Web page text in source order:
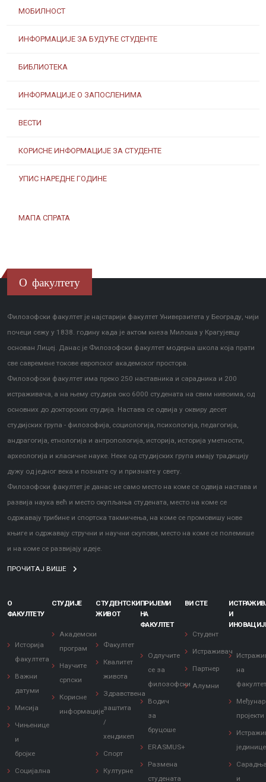
МОБИЛНОСТ
ИНФОРМАЦИЈЕ ЗА БУДУЋЕ СТУДЕНТЕ
БИБЛИОТЕКА
ИНФОРМАЦИЈЕ О ЗАПОСЛЕНИМА
ВЕСТИ
КОРИСНЕ ИНФОРМАЦИЈЕ ЗА СТУДЕНТЕ
УПИС НАРЕДНЕ ГОДИНЕ
МАПА СПРАТА
О факултету
Филозофски факултет је најстарији факултет Универзитета у Београду, чији
почеци сежу у 1838. годину када је актом кнеза Милоша у Крагујевцу
основан Лицеј. Данас је Филозофски факултет модерна школа која прати
све савремене токове европског академског простора.
Филозофски факултет има преко 250 наставника и сарадника и 200
истраживача, а на њему студира око 6000 студената на свим нивоима, од
основних до докторских студија. Настава се одвија у оквиру десет
студијских група - филозофија, социологија, психологија, педагогија,
андрагогија, етнологија и антропологија, историја, историја уметности,
археологија и класичне науке. Неке од студијских група имају традицију
дужу од једног века и познате су и признате у свету.
Филозофски факултет је данас не само место на коме се одвија настава и
развија наука већ и место окупљања студената, место на коме се
одржавају трибине и спортска такмичења, на коме се промовишу нове
књиге и одржавају стручни и научни скупови, место на коме се полемише
и на коме се развијају идеје.
ПРОЧИТАЈ ВИШЕ
О
ФАКУЛТЕТУ
Историја
факултета
Важни
датуми
Мисија
Чињенице
и
бројке
Социјална
СТУДИЈЕ
Академски
програм
Научите
српски
Корисне
информације
СТУДЕНТСКИ
ЖИВОТ
Факултет
Квалитет
живота
Здравствена
заштита
/
хендикеп
Спорт
Културне
ПРИЈЕМИ
НА
ФАКУЛТЕТ
Одлучите
се за
филозофски
Водич
за
бруцоше
ERASMUS+
Размена
студената
ВИ СТЕ
Студент
Истраживач
Партнер
Алумни
И
на
пројекти
јединице
и